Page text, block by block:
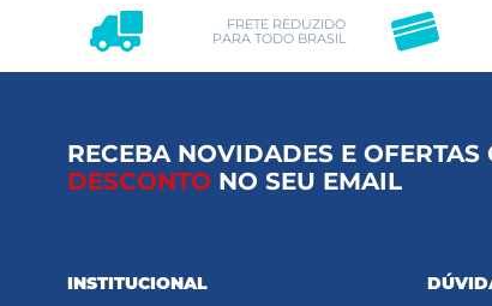
FRETE REDUZIDO
PARA TODO BRASIL
RECEBA NOVIDADES E OFERTAS
DESCONTO NO SEU EMAIL
INSTITUCIONAL